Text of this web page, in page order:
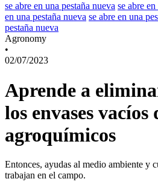
se abre en una pestaña nueva se abre
en una pestaña nueva se abre en una
pestaña nueva
Agronomy
•
02/07/2023
Aprende a
los envases vacíos
agroquímicos
Entonces, ayudas al medio ambiente y
trabajan en el campo.